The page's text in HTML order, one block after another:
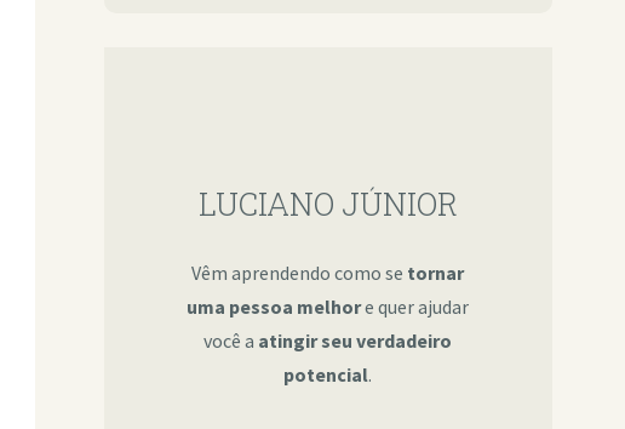
LUCIANO JÚNIOR
Vêm aprendendo como se tornar
uma pessoa melhore quer ajudar
você a atingir seu verdadeiro
potencial.